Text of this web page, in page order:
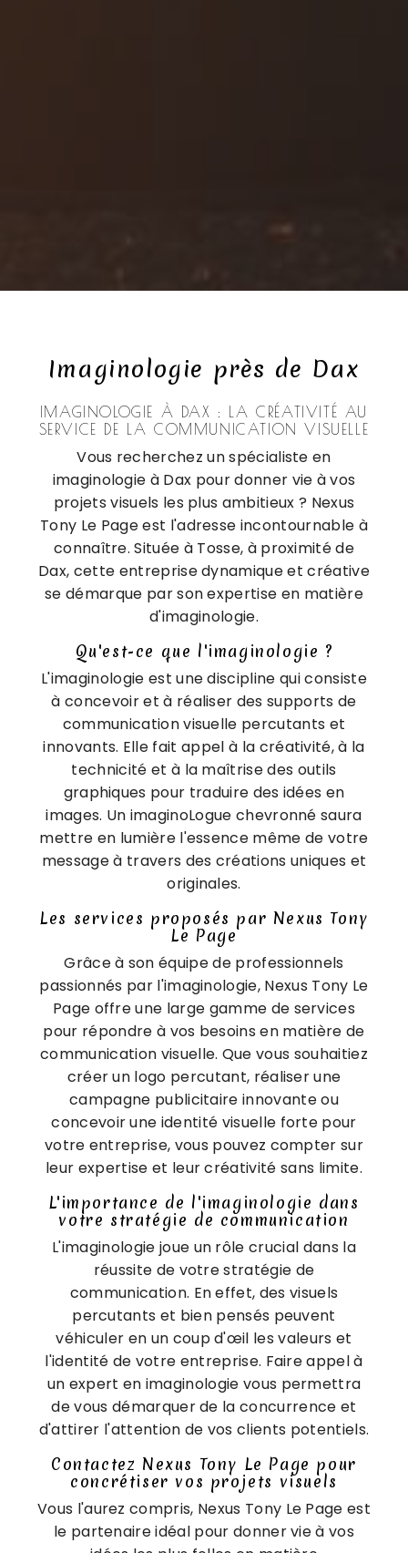
Imaginologie près de Dax
IMAGINOLOGIE À DAX : LA CRÉATIVITÉ AU
SERVICE DE LA COMMUNICATION VISUELLE
Vous recherchez un spécialiste en
imaginologie à Dax pour donner vie à vos
projets visuels les plus ambitieux ? Nexus
Tony Le Page est l'adresse incontournable à
connaître. Située à Tosse, à proximité de
Dax, cette entreprise dynamique et créative
se démarque par son expertise en matière
d'imaginologie.
Qu'est-ce que l'imaginologie ?
L'imaginologie est une discipline qui consiste
à concevoir et à réaliser des supports de
communication visuelle percutants et
innovants. Elle fait appel à la créativité, à la
technicité et à la maîtrise des outils
graphiques pour traduire des idées en
images. Un imaginoLogue chevronné saura
mettre en lumière l'essence même de votre
message à travers des créations uniques et
originales.
Les services proposés par Nexus Tony
Le Page
Grâce à son équipe de professionnels
passionnés par l'imaginologie, Nexus Tony Le
Page offre une large gamme de services
pour répondre à vos besoins en matière de
communication visuelle. Que vous souhaitiez
créer un logo percutant, réaliser une
campagne publicitaire innovante ou
concevoir une identité visuelle forte pour
votre entreprise, vous pouvez compter sur
leur expertise et leur créativité sans limite.
L'importance de l'imaginologie dans
votre stratégie de communication
L'imaginologie joue un rôle crucial dans la
réussite de votre stratégie de
communication. En effet, des visuels
percutants et bien pensés peuvent
véhiculer en un coup d'œil les valeurs et
l'identité de votre entreprise. Faire appel à
un expert en imaginologie vous permettra
de vous démarquer de la concurrence et
d'attirer l'attention de vos clients potentiels.
Contactez Nexus Tony Le Page pour
concrétiser vos projets visuels
Vous l'aurez compris, Nexus Tony Le Page est
le partenaire idéal pour donner vie à vos